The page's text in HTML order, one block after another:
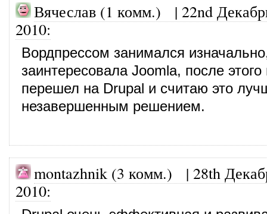
Вячеслав (1 комм.) | 22nd
2010:
Вордпрессом занимался
заинтересовала Joomla, после
перешел на Drupal и считаю это
незавершенным решением.
montazhnik (3 комм.) | 28th
2010: